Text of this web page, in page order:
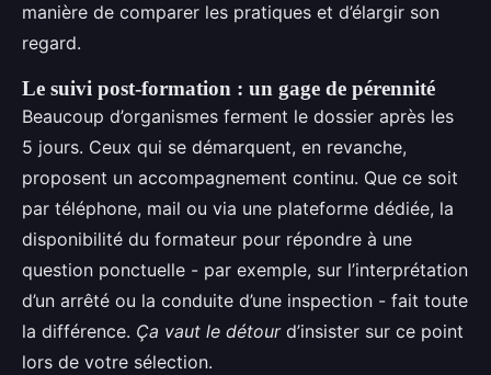
manière de comparer les pratiques et d’élargir son
regard.
Le suivi post-formation : un gage de pérennité
Beaucoup d’organismes ferment le dossier après les
5 jours. Ceux qui se démarquent, en revanche,
proposent un accompagnement continu. Que ce soit
par téléphone, mail ou via une plateforme dédiée, la
disponibilité du formateur pour répondre à une
question ponctuelle - par exemple, sur l’interprétation
d’un arrêté ou la conduite d’une inspection - fait toute
la différence. Ça vaut le détourd’insister sur ce point
lors de votre sélection.